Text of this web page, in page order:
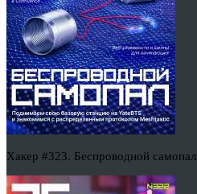
Хакер #323. Беспроводной самопал